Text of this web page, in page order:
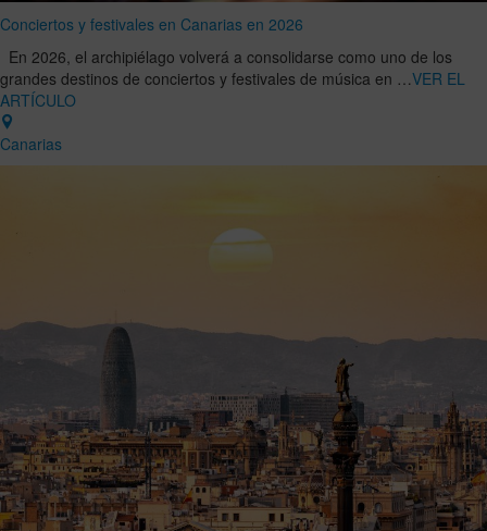
Conciertos y festivales en Canarias en 2026
En 2026, el archipiélago volverá a consolidarse como uno de los
grandes destinos de conciertos y festivales de música en …VER EL
ARTÍCULO
Canarias